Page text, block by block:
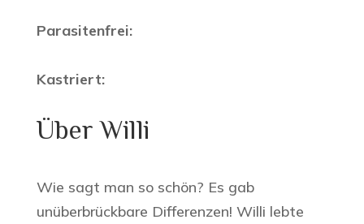
Parasitenfrei:
Kastriert:
Über Willi
Wie sagt man so schön? Es gab
unüberbrückbare Differenzen! Willi lebte